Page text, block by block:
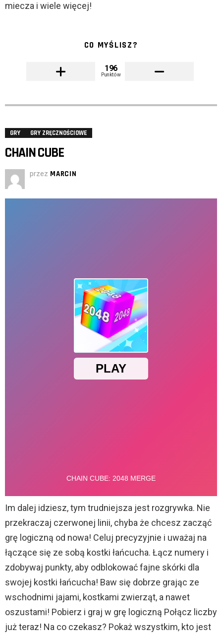
miecza i wiele więcej!
CO MYŚLISZ?
196
Punktów
GRY GRY ZRĘCZNOŚCIOWE
CHAIN CUBE
przez MARCIN
Im dalej idziesz, tym trudniejsza jest rozgrywka. Nie
przekraczaj czerwonej linii, chyba że chcesz zacząć
grę logiczną od nowa! Celuj precyzyjnie i uważaj na
łączące się ze sobą kostki łańcucha. Łącz numery i
zdobywaj punkty, aby odblokować fajne skórki dla
swojej kostki łańcucha! Baw się dobrze grając ze
wschodnimi jajami, kostkami zwierząt, a nawet
oszustami! Pobierz i graj w grę logiczną Połącz liczby
już teraz! Na co czekasz? Pokaż wszystkim, kto jest